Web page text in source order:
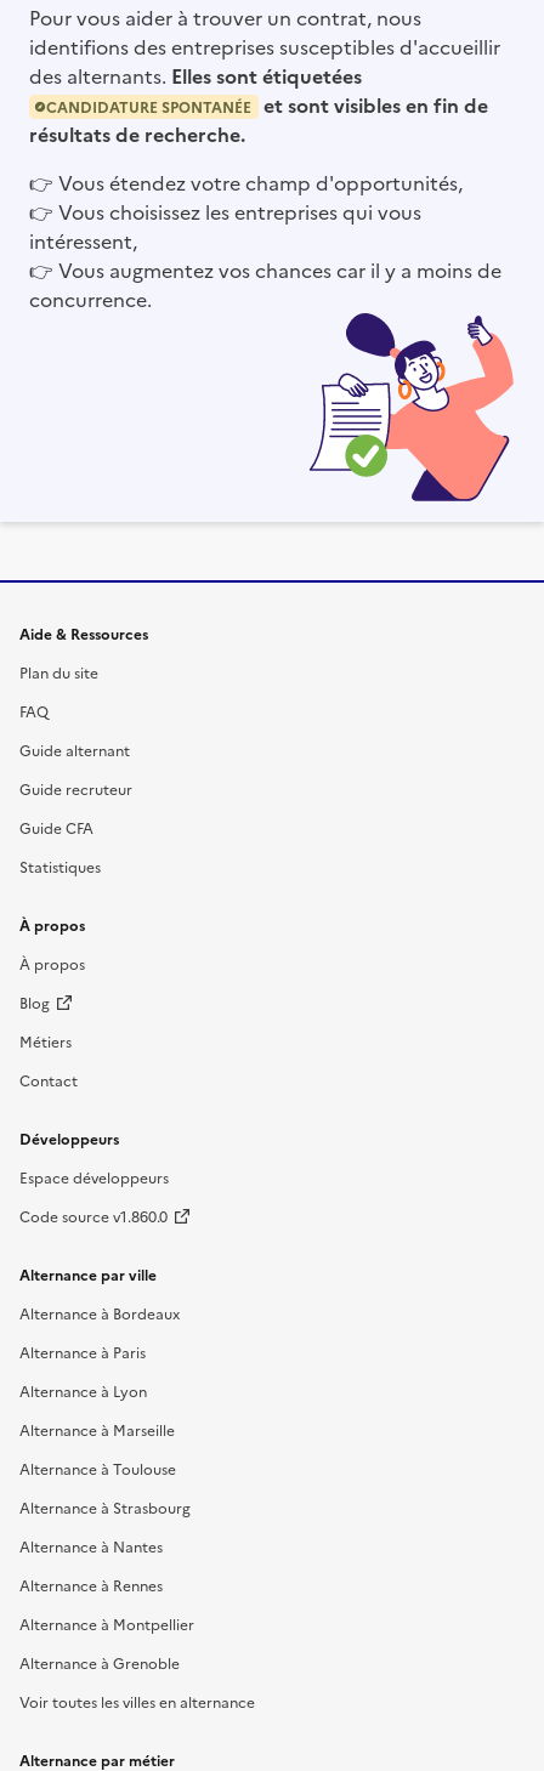
Pour vous aider à trouver un contrat, nous
identifions des entreprises susceptibles d'accueillir
des alternants. Elles sont étiquetées
CANDIDATURE SPONTANÉE
et sont visibles en fin de
résultats de recherche.
👉 Vous étendez votre champ d'opportunités,
👉 Vous choisissez les entreprises qui vous
intéressent,
👉 Vous augmentez vos chances car il y a moins de
concurrence.
Informations et liens du site
Aide & Ressources
Plan du site
FAQ
Guide alternant
Guide recruteur
Guide CFA
Statistiques
À propos
À propos
Blog
Métiers
Contact
Développeurs
Espace développeurs
Code source v1.860.0
Alternance par ville
Alternance à Bordeaux
Alternance à Paris
Alternance à Lyon
Alternance à Marseille
Alternance à Toulouse
Alternance à Strasbourg
Alternance à Nantes
Alternance à Rennes
Alternance à Montpellier
Alternance à Grenoble
Voir toutes les villes en alternance
Alternance par métier